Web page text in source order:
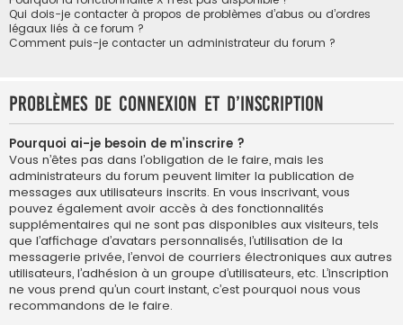
Qui dois-je contacter à propos de problèmes d’abus ou d’ordres
légaux liés à ce forum ?
Comment puis-je contacter un administrateur du forum ?
Problèmes de connexion et d’inscription
Pourquoi ai-je besoin de m’inscrire ?
Vous n’êtes pas dans l’obligation de le faire, mais les
administrateurs du forum peuvent limiter la publication de
messages aux utilisateurs inscrits. En vous inscrivant, vous
pouvez également avoir accès à des fonctionnalités
supplémentaires qui ne sont pas disponibles aux visiteurs, tels
que l’affichage d’avatars personnalisés, l’utilisation de la
messagerie privée, l’envoi de courriers électroniques aux autres
utilisateurs, l’adhésion à un groupe d’utilisateurs, etc. L’inscription
ne vous prend qu’un court instant, c’est pourquoi nous vous
recommandons de le faire.